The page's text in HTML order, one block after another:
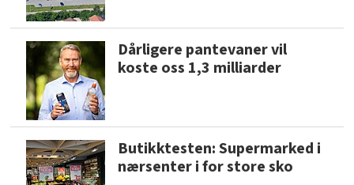
Dårligere pantevaner vil
koste oss 1,3 milliarder
Butikktesten: Supermarked i
nærsenter i for store sko